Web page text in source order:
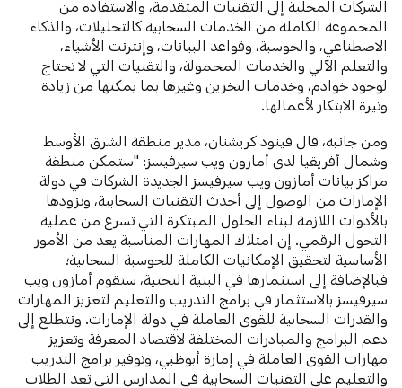
الشركات المحلية إلى التقنيات المتقدمة، والاستفادة من
المجموعة الكاملة من الخدمات السحابية كالتحليلات، والذكاء
الاصطناعي، والحوسبة، وقواعد البيانات، وإنترنت الأشياء،
والتعلم الآلي والخدمات المحمولة، والتقنيات التي لا تحتاج
لوجود خوادم، وخدمات التخزين وغيرها بما يمكنها من زيادة
وتيرة الابتكار لأعمالها.
ومن جانبه، قال فينود كريشنان، مدير منطقة الشرق الأوسط
وشمال أفريقيا لدى أمازون ويب سيرفيسز: "ستمكن منطقة
مراكز بيانات أمازون ويب سيرفيسز الجديدة الشركات في دولة
الإمارات من الوصول إلى أحدث التقنيات السحابية، وتزودها
بالأدوات اللازمة لبناء الحلول المبتكرة التي تسرع من عملية
التحول الرقمي. إن امتلاك المهارات المناسبة يعد من الأمور
الأساسية لتحقيق الإمكانيات الكاملة للحوسبة السحابية؛
فبالإضافة إلى استثمارها في البنية التحتية، ستقوم أمازون ويب
سيرفيسز بالاستثمار في برامج التدريب والتعليم لتعزيز المهارات
والقدرات السحابية للقوى العاملة في دولة الإمارات. ونتطلع إلى
دعم البرامج والمبادرات المختلفة لاقتصاد المعرفة وتعزيز
مهارات القوى العاملة في إمارة أبوظبي، وتوفير برامج التدريب
والتعليم على التقنيات السحابية في المدارس التي تعد الطلاب